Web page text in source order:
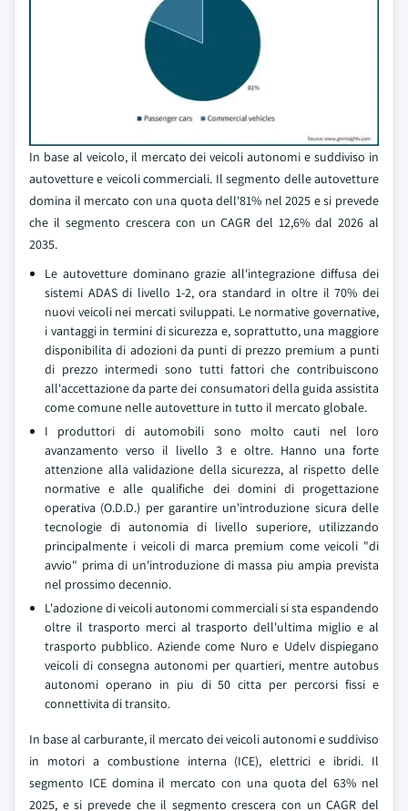
In base al veicolo, il mercato dei veicoli autonomi e suddiviso in
autovetture e veicoli commerciali. Il segmento delle autovetture
domina il mercato con una quota dell'81% nel 2025 e si prevede
che il segmento crescera con un CAGR del 12,6% dal 2026 al
2035.
Le autovetture dominano grazie all'integrazione diffusa dei
sistemi ADAS di livello 1-2, ora standard in oltre il 70% dei
nuovi veicoli nei mercati sviluppati. Le normative governative,
i vantaggi in termini di sicurezza e, soprattutto, una maggiore
disponibilita di adozioni da punti di prezzo premium a punti
di prezzo intermedi sono tutti fattori che contribuiscono
all'accettazione da parte dei consumatori della guida assistita
come comune nelle autovetture in tutto il mercato globale.
I produttori di automobili sono molto cauti nel loro
avanzamento verso il livello 3 e oltre. Hanno una forte
attenzione alla validazione della sicurezza, al rispetto delle
normative e alle qualifiche dei domini di progettazione
operativa (O.D.D.) per garantire un'introduzione sicura delle
tecnologie di autonomia di livello superiore, utilizzando
principalmente i veicoli di marca premium come veicoli "di
avvio" prima di un'introduzione di massa piu ampia prevista
nel prossimo decennio.
L'adozione di veicoli autonomi commerciali si sta espandendo
oltre il trasporto merci al trasporto dell'ultima miglio e al
trasporto pubblico. Aziende come Nuro e Udelv dispiegano
veicoli di consegna autonomi per quartieri, mentre autobus
autonomi operano in piu di 50 citta per percorsi fissi e
connettivita di transito.
In base al carburante, il mercato dei veicoli autonomi e suddiviso
in motori a combustione interna (ICE), elettrici e ibridi. Il
segmento ICE domina il mercato con una quota del 63% nel
2025, e si prevede che il segmento crescera con un CAGR del